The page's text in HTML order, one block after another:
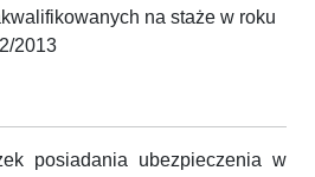
na staże w roku
2013
posiadania ubezpieczenia w